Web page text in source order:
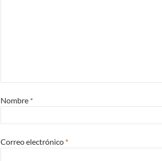
Nombre *
Correo electrónico *